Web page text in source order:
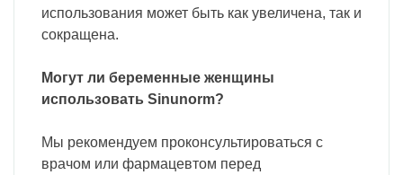
использования может быть как увеличена, так и
сокращена.
Могут ли беременные женщины
использовать Sinunorm?
Мы рекомендуем проконсультироваться с
врачом или фармацевтом перед